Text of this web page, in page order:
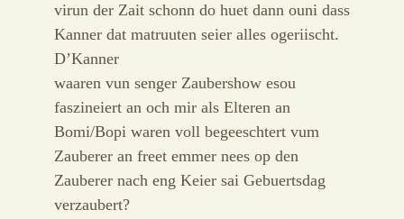
virun der Zait schonn do huet dann ouni dass
Kanner dat matruuten seier alles ogeriischt.
D’Kanner
waaren vun senger Zaubershow esou
faszineiert an och mir als Elteren an
Bomi/Bopi waren voll begeeschtert vum
Zauberer an freet emmer nees op den
Zauberer nach eng Keier sai Gebuertsdag
verzaubert?